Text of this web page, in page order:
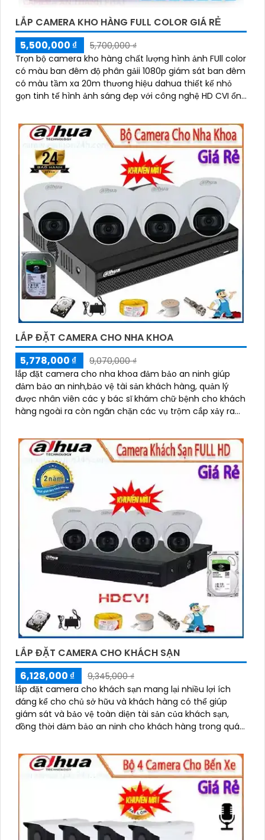
LẮP CAMERA KHO HÀNG FULL COLOR GIÁ RẺ
5,500,000 ₫
5,700,000 ₫
Trọn bộ camera kho hàng chất lượng hình ảnh FUll color
có màu ban đêm độ phân gảii 1080p giám sát ban đêm
có màu tầm xa 20m thương hiệu dahua thiết kế nhỏ
gọn tinh tế hình ảnh sáng đẹp với công nghệ HD CVI ổn
LẮP ĐẶT CAMERA CHO NHA KHOA
5,778,000 ₫
9,070,000 ₫
lắp đặt camera cho nha khoa đảm bảo an ninh giúp
đảm bảo an ninh,bảo vệ tài sản khách hàng, quản lý
được nhân viên các y bác sĩ khám chữ bệnh cho khách
hàng ngoài ra còn ngăn chặn các vụ trộm cắp xảy ra
LẮP ĐẶT CAMERA CHO KHÁCH SẠN
6,128,000 ₫
9,345,000 ₫
lắp đặt camera cho khách sạn mang lại nhiều lợi ích
đáng kể cho chủ sở hữu và khách hàng có thể giúp
giám sát và bảo vệ toàn diện tài sản của khách sạn,
đồng thời đảm bảo an ninh cho khách hàng trong quá